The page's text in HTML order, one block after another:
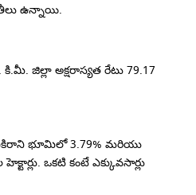
ఉన్నాయి.
కి.మీ. జిల్లా అక్షరాస్యత రేటు 79.17
భూమిలో 3.79% మరియు
ఒకటి కంటే ఎక్కువసార్లు